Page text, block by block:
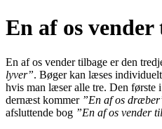
En af os vender
En af os vender tilbage er den
lyver”. Bøger kan læses
hvis man læser alle tre. Den første
dernæst kommer ”En af os
afsluttende bog ”En af os vender